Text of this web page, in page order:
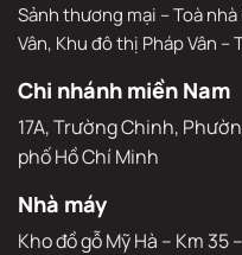
Sảnh thương mại – Toà
Vân, Khu đô thị Pháp Vân –
Chi nhánh miền Nam
17A, Trường Chinh,
phố Hồ Chí Minh
Nhà máy
Kho đồ gỗ Mỹ Hà – Km 35